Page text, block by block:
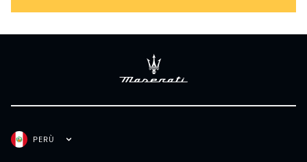
PERÙ